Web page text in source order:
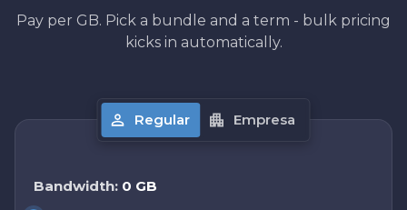
Pay per GB. Pick a bundle and a term - bulk pricing
kicks in automatically.
Regular Empresa
Bandwidth: 0 GB